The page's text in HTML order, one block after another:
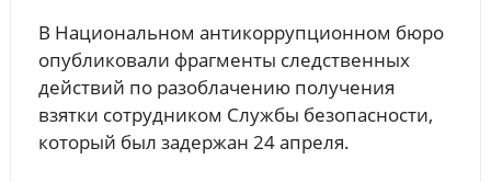
В Национальном антикоррупционном бюро
опубликовали фрагменты следственных
действий по разоблачению получения
взятки сотрудником Службы безопасности,
который был задержан 24 апреля.